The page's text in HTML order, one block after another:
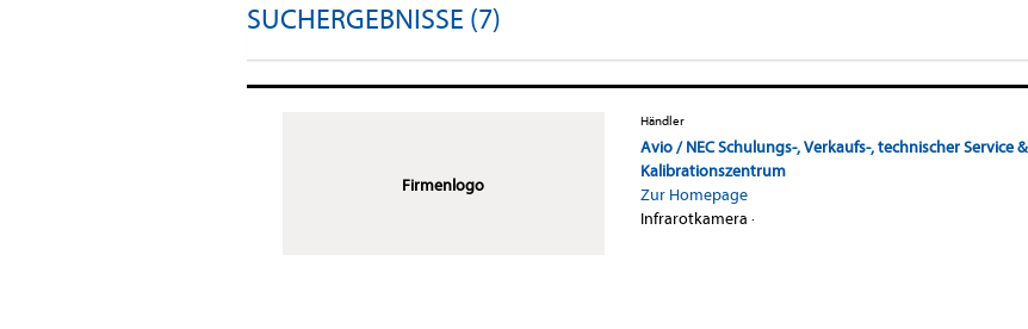
SUCHERGEBNISSE (7)
Firmenlogo
Händler
Avio / NEC Schulungs-, Verkaufs-, technischer Service &
Kalibrationszentrum
Zur Homepage
Infrarotkamera ·